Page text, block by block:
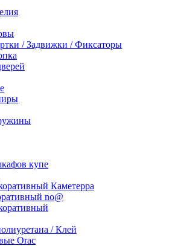
/ Задвижки / Фиксаторы
купе
Каметерра
no@
/ Клей
Orac